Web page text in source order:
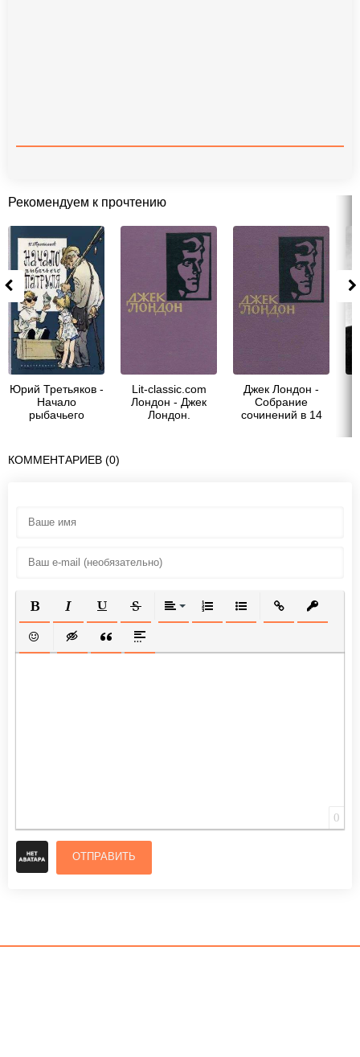
Рекомендуем к прочтению
Юрий Третьяков -
Начало
рыбачьего
Lit-classic.com
Лондон - Джек
Лондон.
Джек Лондон -
Собрание
сочинений в 14
КОММЕНТАРИЕВ (0)
ПОЛУЖИРНЫЙ
КУРСИВПОДЧЕРКНУТЫЙ
ЗАЧЕРКНУТЫЙВЫРАВНИВАНИЕ
НУМЕРОВАННЫЙ СПИСОК
МАРКИРОВАННЫЙ
ВСТАВИТЬ
ВСТАВИТЬ СМАЙЛИК
ВСТАВКА СКРЫТОГО ТЕКСТА
ВСТАВКА ЦИТАТЫ
ВСТАВКА СПОЙЛЕРА
0
ОТПРАВИТЬ